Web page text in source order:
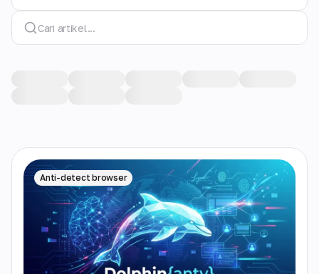
Anti-detect browser